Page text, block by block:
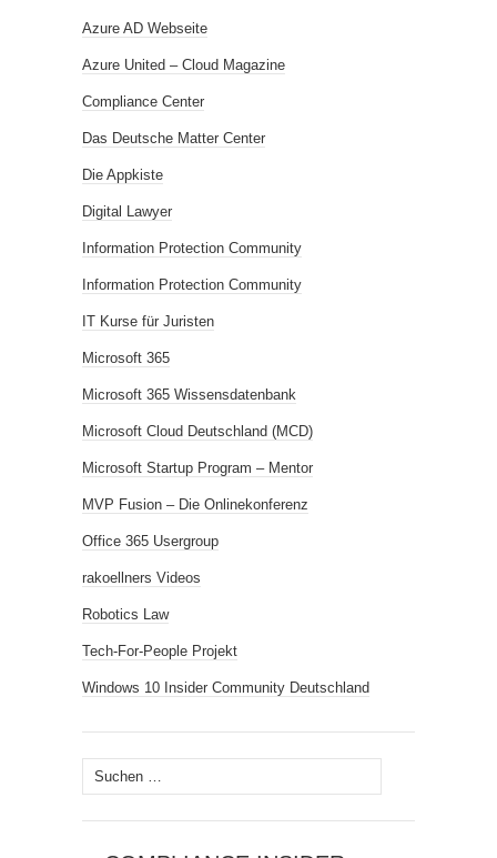
Azure AD Webseite
Azure United – Cloud Magazine
Compliance Center
Das Deutsche Matter Center
Die Appkiste
Digital Lawyer
Information Protection Community
Information Protection Community
IT Kurse für Juristen
Microsoft 365
Microsoft 365 Wissensdatenbank
Microsoft Cloud Deutschland (MCD)
Microsoft Startup Program – Mentor
MVP Fusion – Die Onlinekonferenz
Office 365 Usergroup
rakoellners Videos
Robotics Law
Tech-For-People Projekt
Windows 10 Insider Community Deutschland
Suchen
nach: